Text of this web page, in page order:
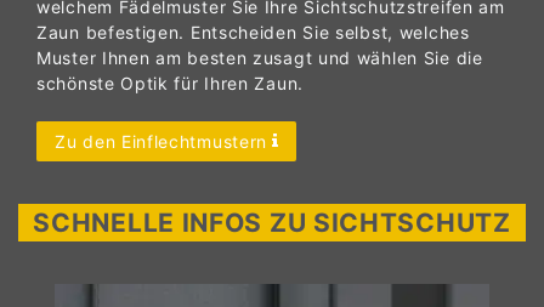
welchem Fädelmuster Sie Ihre Sichtschutzstreifen am
Zaun befestigen. Entscheiden Sie selbst, welches
Muster Ihnen am besten zusagt und wählen Sie die
schönste Optik für Ihren Zaun.
Zu den Einflechtmustern
SCHNELLE INFOS ZU SICHTSCHUTZ